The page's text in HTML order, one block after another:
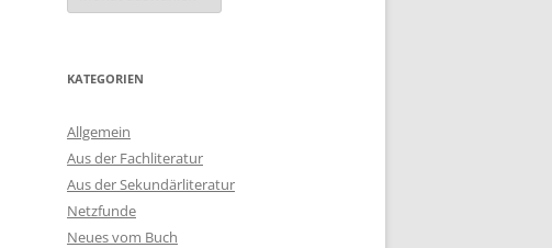
KATEGORIEN
Allgemein
Aus der Fachliteratur
Aus der Sekundärliteratur
Netzfunde
Neues vom Buch